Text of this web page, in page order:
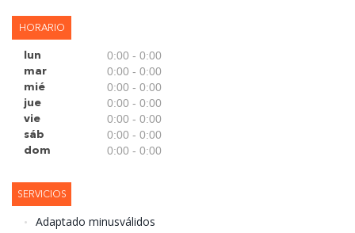
HORARIO
lun
mar
mié
jue
vie
sáb
dom
0:00 - 0:00
0:00 - 0:00
0:00 - 0:00
0:00 - 0:00
0:00 - 0:00
0:00 - 0:00
0:00 - 0:00
SERVICIOS
Adaptado minusválidos